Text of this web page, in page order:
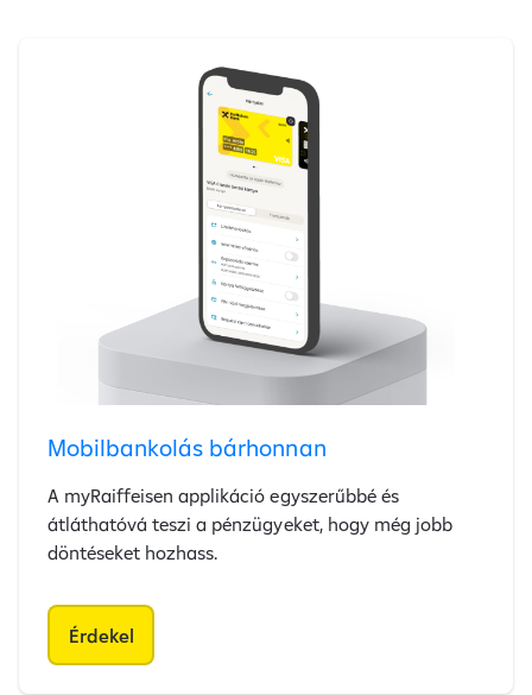
Mobilbankolás bárhonnan
A myRaiffeisen applikáció egyszerűbbé és
átláthatóvá teszi a pénzügyeket, hogy még jobb
döntéseket hozhass.
Érdekel